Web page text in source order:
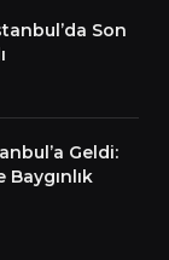
Son
Geldi:
Baygınlık